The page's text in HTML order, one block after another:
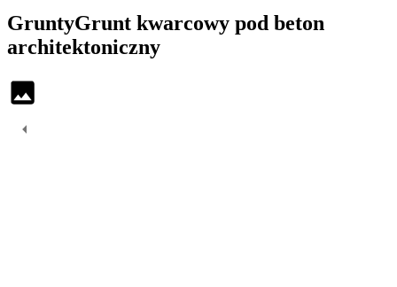
GruntyGrunt kwarcowy pod beton
architektoniczny